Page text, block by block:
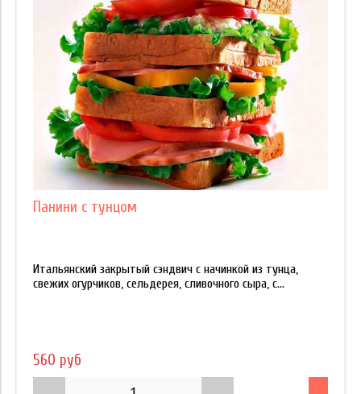
Панини с тунцом
Итальянский закрытый сэндвич с начинкой из тунца,
свежих огурчиков, сельдерея, сливочного сыра, с...
560 руб